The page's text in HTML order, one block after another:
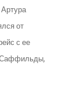
от
с ее
Саффильды,